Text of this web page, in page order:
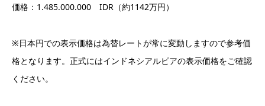
価格：1.485.000.000 IDR（約1142万円）
※日本円での表示価格は為替レートが常に変動しますので参考価
格となります。正式にはインドネシアルピアの表示価格をご確認
ください。